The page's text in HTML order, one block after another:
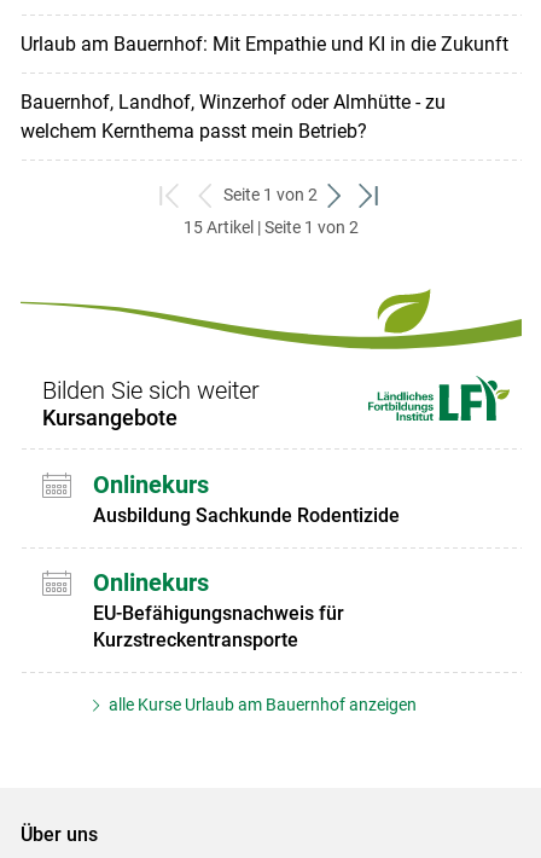
Urlaub am Bauernhof: Mit Empathie und KI in die Zukunft
Bauernhof, Landhof, Winzerhof oder Almhütte - zu
welchem Kernthema passt mein Betrieb?
zum
ersten
zurück
zum
Seite 1 von 2
weiter
zum
zum
15 Artikel | Seite 1 von 2
Bilden Sie sich weiter
Kursangebote
Onlinekurs
Ausbildung Sachkunde Rodentizide
Onlinekurs
EU-Befähigungsnachweis für
Kurzstreckentransporte
alle Kurse Urlaub am Bauernhof anzeigen
Über uns